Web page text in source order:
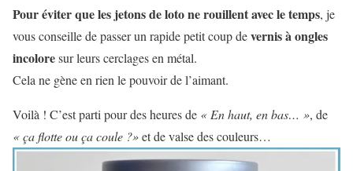
Pour éviter que les jetons de loto ne rouillent avec le temps, je
vous conseille de passer un rapide petit coup devernis à ongles
incoloresur leurs cerclages en métal.
Cela ne gène en rien le pouvoir de l’aimant.
Voilà ! C’est parti pour des heures de « En haut, en bas… », de
« ça flotte ou ça coule ?»et de valse des couleurs…